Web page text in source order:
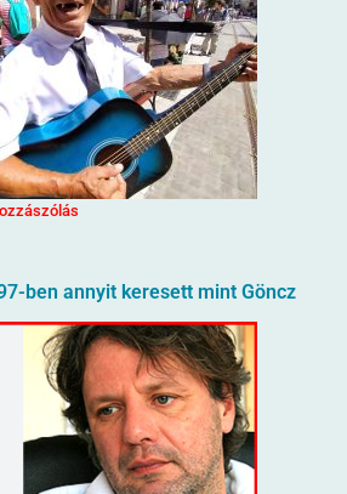
ben annyit keresett mint Göncz